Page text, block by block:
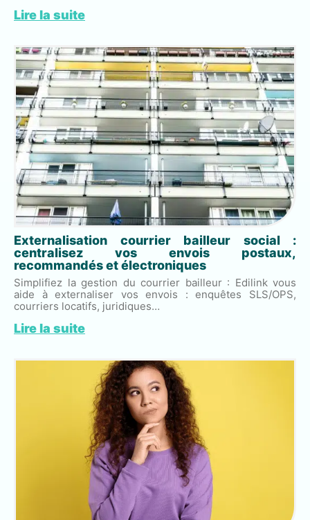
Lire la suite
Externalisation courrier bailleur social :
centralisez vos envois postaux,
recommandés et électroniques
Simplifiez la gestion du courrier bailleur : Edilink vous
aide à externaliser vos envois : enquêtes SLS/OPS,
courriers locatifs, juridiques…
Lire la suite